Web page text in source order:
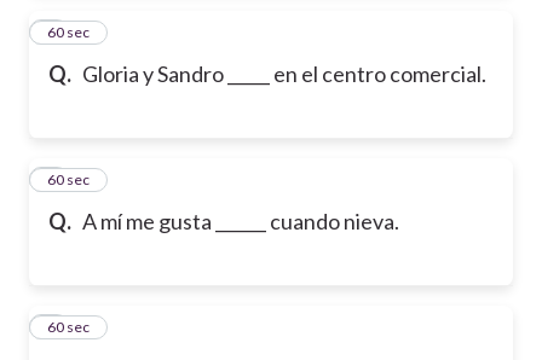
Q. Gloria y Sandro _____ en el centro comercial.
360 sec
Q. A mí me gusta ______ cuando nieva.
460 sec
560 sec